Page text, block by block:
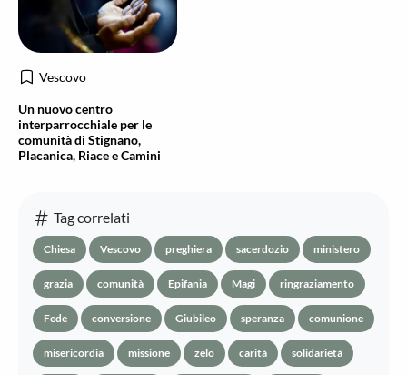
Vescovo
Un nuovo centro
interparrocchiale per le
comunità di Stignano,
Placanica, Riace e Camini
Tag correlati
Chiesa Vescovo preghiera sacerdozio ministero
grazia comunità Epifania Magi ringraziamento
Fede conversione Giubileo speranza comunione
misericordia missione zelo carità solidarietà